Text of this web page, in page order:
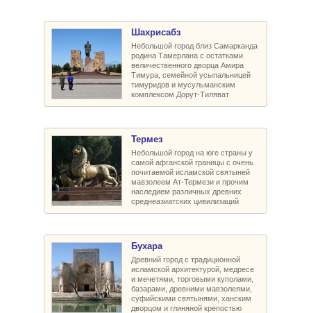
Шахрисабз
Небольшой город близ Самарканда
родина Тамерлана с остатками
величественного дворца Амира
Тимура, семейной усыпальницей
тимуридов и мусульманским
комплексом Дорут-Тиляват
Термез
Небольшой город на юге страны у
самой афганской границы с очень
почитаемой исламской святыней
мавзолеем Ат-Термези и прочим
наследием различных древних
среднеазиатских цивилизаций
Бухара
Древний город с традиционной
исламской архитектурой, медресе
и мечетями, торговыми куполами,
базарами, древними мавзолеями,
суфийскими святынями, ханским
дворцом и глиняной крепостью